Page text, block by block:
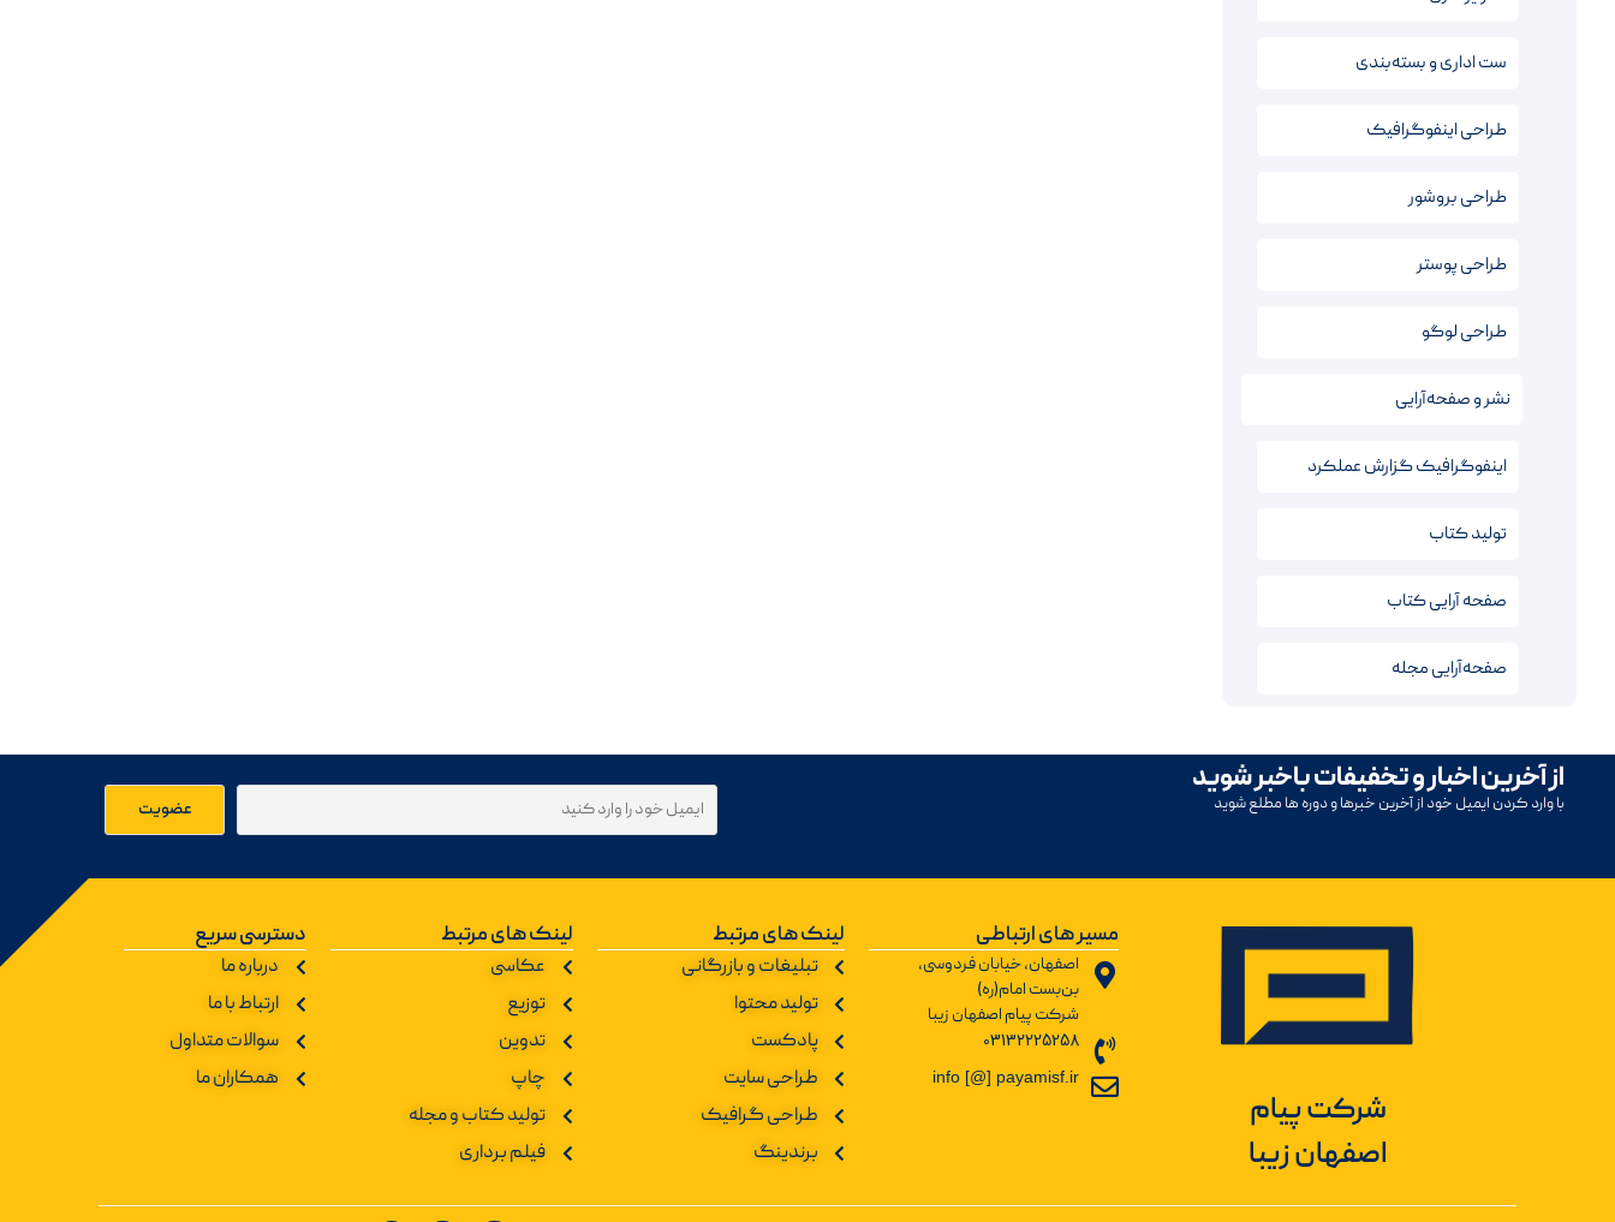
ست اداری و بسته‌بندی
طراحی اینفوگرافیک
طراحی بروشور
طراحی پوستر
طراحی لوگو
نشر و صفحه‌آرایی
اینفوگرافیک‌ گزارش عملکرد
تولید کتاب
صفحه آرایی کتاب‌
صفحه‌آرایی مجله
از آخرین اخبار و تخفیفات باخبر شوید
با وارد کردن ایمیل خود از آخرین خبرها و دوره ها مطلع شوید
شرکت پیام
اصفهان زیبا
مسیر های ارتباطی
اصفهان، خیابان فردوسی،
بن‌بست امام(ره)
شرکت پیام اصفهان زیبا
03132225258
info [@] payamisf.ir
لینک های مرتبط
تبلیغات و بازرگانی
تولید محتوا
پادکست
طراحی سایت
طراحی گرافیک
برندینگ
لینک های مرتبط
عکاسی
توزیع
تدوین
چاپ
تولید کتاب و مجله
فیلم برداری
دسترسی سریع
درباره ما
ارتباط با ما
سوالات متداول
همکاران ما